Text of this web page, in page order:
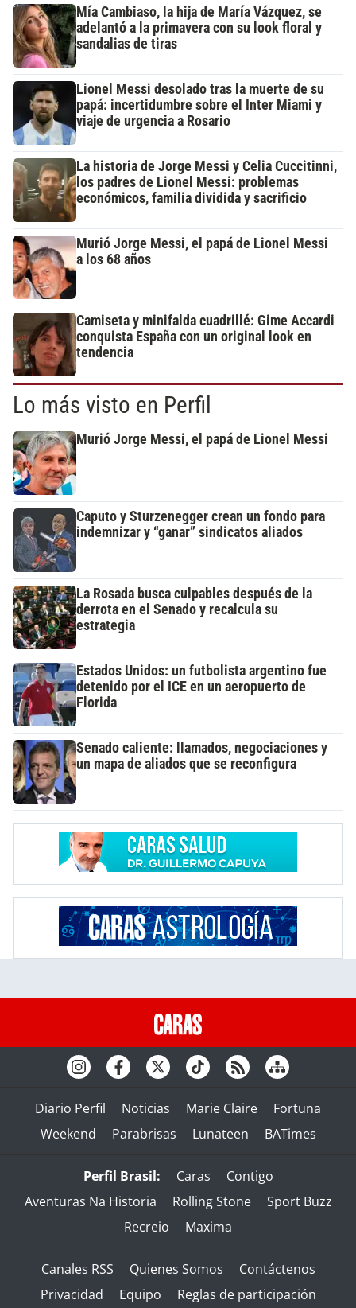
Mía Cambiaso, la hija de María Vázquez, se
adelantó a la primavera con su look floral y
sandalias de tiras
Lionel Messi desolado tras la muerte de su
papá: incertidumbre sobre el Inter Miami y
viaje de urgencia a Rosario
La historia de Jorge Messi y Celia Cuccitinni,
los padres de Lionel Messi: problemas
económicos, familia dividida y sacrificio
Murió Jorge Messi, el papá de Lionel Messi
a los 68 años
Camiseta y minifalda cuadrillé: Gime Accardi
conquista España con un original look en
tendencia
Lo más visto en Perfil
Murió Jorge Messi, el papá de Lionel Messi
Caputo y Sturzenegger crean un fondo para
indemnizar y “ganar” sindicatos aliados
La Rosada busca culpables después de la
derrota en el Senado y recalcula su
estrategia
Estados Unidos: un futbolista argentino fue
detenido por el ICE en un aeropuerto de
Florida
Senado caliente: llamados, negociaciones y
un mapa de aliados que se reconfigura
Diario Perfil Noticias Marie Claire
Fortuna
Weekend
Parabrisas Lunateen BATimes
Perfil Brasil: Caras
Contigo
Aventuras Na Historia
Rolling Stone
Sport Buzz
Recreio
Maxima
Canales RSS Quienes Somos
Contáctenos
Privacidad
Equipo Reglas de participación